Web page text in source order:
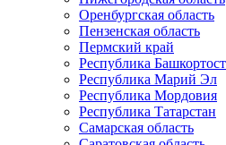
Оренбургская область
Пензенская область
Пермский край
Республика
Республика Марий Эл
Республика Мордовия
Республика Татарстан
Самарская область